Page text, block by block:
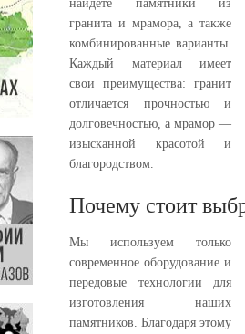
найдете памятники из
гранита и мрамора, а также
комбинированные варианты.
Каждый материал имеет
свои преимущества: гранит
отличается прочностью и
долговечностью, а мрамор —
изысканной красотой и
благородством.
Почему стоит
Мы используем только
современное оборудование и
передовые технологии для
изготовления наших
памятников. Благодаря этому